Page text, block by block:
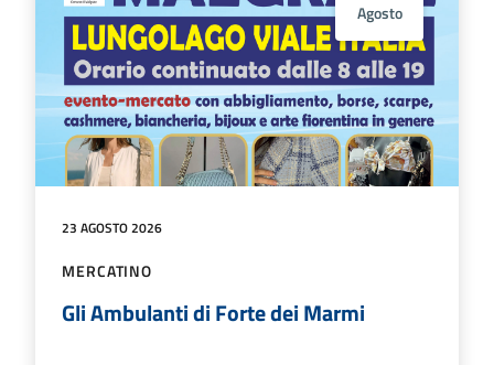
Agosto
23 AGOSTO 2026
MERCATINO
Gli Ambulanti di Forte dei Marmi